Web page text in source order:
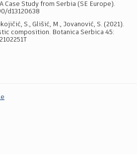
Case Study from Serbia (SE Europe).
d13120638
S., Glišić, M., Jovanović, S. (2021).
composition. Botanica Serbica 45: